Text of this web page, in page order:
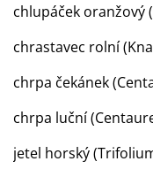
chlupáček oranžový
chrastavec rolní
chrpa čekánek
chrpa luční
jetel horský